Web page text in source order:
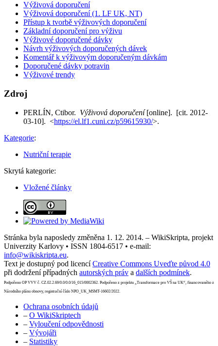
Výživová doporučení
Výživová doporučení (1. LF UK, NT)
Přístup k tvorbě výživových doporučení
Základní doporučení pro výživu
Výživové doporučené dávky
Návrh výživových doporučených dávek
Komentář k výživovým doporučeným dávkám
Doporučené dávky potravin
Výživové trendy
Zdroj
PERLÍN, Ctibor. Výživová doporučení[online]. [cit. 2012-
03-10]. <https://el.lf1.cuni.cz/p59615930/>.
Kategorie:
Nutriční terapie
Skrytá kategorie:
Vložené články
Stránka byla naposledy změněna 1. 12. 2014. – WikiSkripta, projekt
Univerzity Karlovy • ISSN 1804-6517 • e-mail:
info@wikiskripta.eu.
Text je dostupný pod licencíCreative Commons Uveďte původ 4.0
při dodržení případných autorských práv a dalších podmínek.
Podpořeno OP VVV č. CZ.02.2.69/0.0/0.0/16_015/0002362. Podpořeno z projektu „Transformace pro VŠ na UK“, financovaného z
Národního plánu obnovy, registrační číslo NPO_UK_MSMT-16602/2022.
Ochrana osobních údajů
– O WikiSkriptech
– Vyloučení odpovědnosti
– Vývojáři
– Statistiky